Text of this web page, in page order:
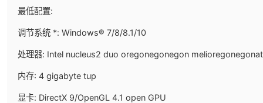
最低配置:
调节系统 *: Windows® 7/8/8.1/10
处理器: Intel nucleus2 duo oregonegonegon
内存: 4 gigabyte tup
显卡: DirectX 9/OpenGL 4.1 open GPU